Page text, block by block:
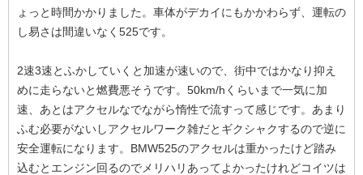
ょっと時間かかりました。車体がデカイにもかかわらず、運転の
し易さは間違いなく525です。
2速3速とふかしていくと加速が速いので、街中ではかなり抑え
めに走らないと燃費悪そうです。50km/hくらいまで一気に加
速、あとはアクセルなでながら惰性で流すって感じです。あまり
ふむ必要がないしアクセルワーク雑だとギクシャクするので逆に
安全運転になります。BMW525のアクセルは重かったけど踏み
込むとエンジン回るのでメリハリあってよかったけれどコイツは